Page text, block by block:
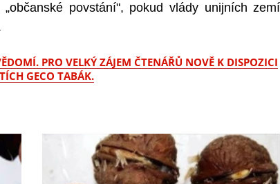
povstání", pokud vlády unijních zemí
PRO VELKÝ ZÁJEM ČTENÁŘŮ NOVĚ K DISPOZICI
GECO TABÁK.